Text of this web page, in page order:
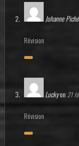
Johanne Piché
Révision
Luckyon 21
Révision